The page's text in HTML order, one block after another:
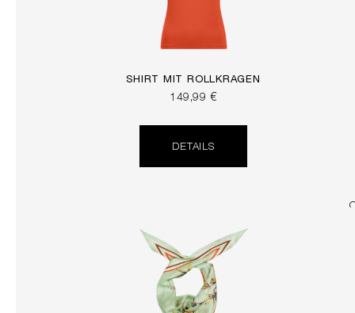
SHIRT MIT ROLLKRAGEN
149,99 €
DETAILS